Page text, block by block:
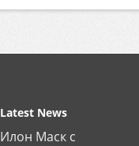
Latest News
Илон Маск с